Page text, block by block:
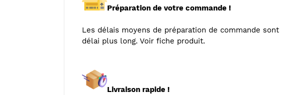
Préparation de votre commande !
Les délais moyens de préparation de commande sont
délai plus long. Voir fiche produit.
Livraison rapide !